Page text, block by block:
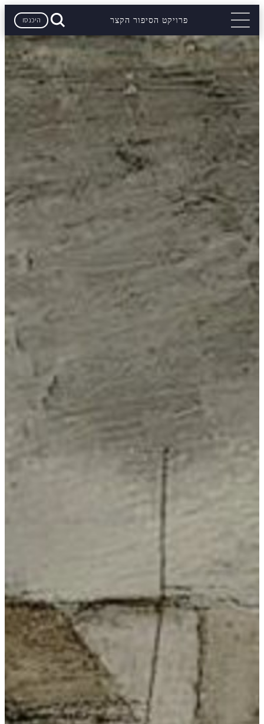
פרויקט הסיפור הקצר היכנסו